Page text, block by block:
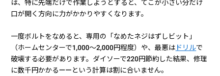
は、特に先端だけで作業しようとすると、てこが小さい分だけ
口が開く方向に力がかかりやすくなります。
一度ボルトをなめると、専用の「なめたネジはずしビット」
（ホームセンターで1,000〜2,000円程度）や、最悪は ドリルで
破壊する必要があります。ダイソーで220円節約した結果、修理
に数千円かかる——という計算は割に合いません。